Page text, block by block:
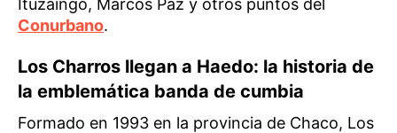
Conurbano.
Los Charros llegan a Haedo: la historia de
la emblemática banda de cumbia
Formado en 1993 en la provincia de Chaco, Los